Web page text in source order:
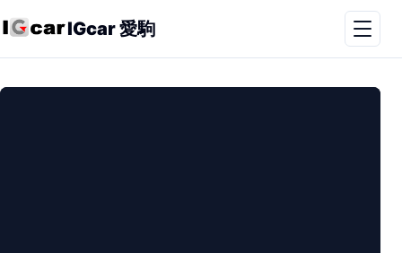
IGcar 愛駒